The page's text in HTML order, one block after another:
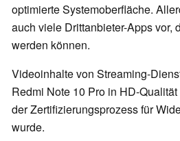
optimierte Systemoberfläche.
auch viele Drittanbieter-Apps vor,
werden können.
Videoinhalte von Streaming-
Redmi Note 10 Pro in HD-
der Zertifizierungsprozess für
wurde.